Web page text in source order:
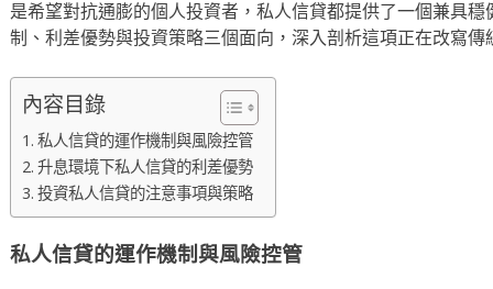
是希望對抗通膨的個人投資者，私人信貸都提供了一個兼具
制、利差優勢與投資策略三個面向，深入剖析這項正在改寫
內容目錄
私人信貸的運作機制與風險控管
升息環境下私人信貸的利差優勢
投資私人信貸的注意事項與策略
私人信貸的運作機制與風險控管